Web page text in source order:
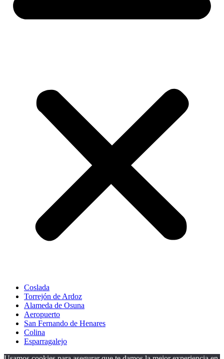
Coslada
Torrejón de Ardoz
Alameda de Osuna
Aeropuerto
San Fernando de Henares
Colina
Esparragalejo